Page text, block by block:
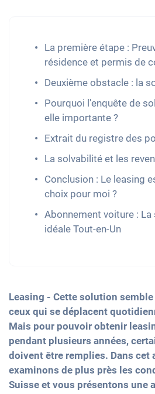
La première étape :
résidence et permis de
Deuxième obstacle : la
Pourquoi l'enquête de
elle importante ?
Extrait du registre des
La solvabilité et les
Conclusion : Le leasing
choix pour moi ?
Abonnement voiture :
idéale Tout-en-Un
Leasing - Cette solution
ceux qui se déplacent
Mais pour pouvoir obtenir
pendant plusieurs années,
doivent être remplies. Dans cet
examinons de plus près les
Suisse et vous présentons une